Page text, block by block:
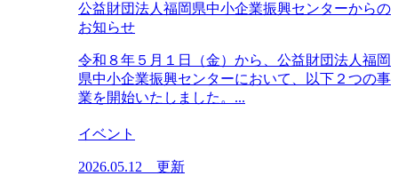
公益財団法人福岡県中小企業振興センターからの
お知らせ
令和８年５月１日（金）から、公益財団法人福岡
県中小企業振興センターにおいて、以下２つの事
業を開始いたしました。...
イベント
2026.05.12 更新